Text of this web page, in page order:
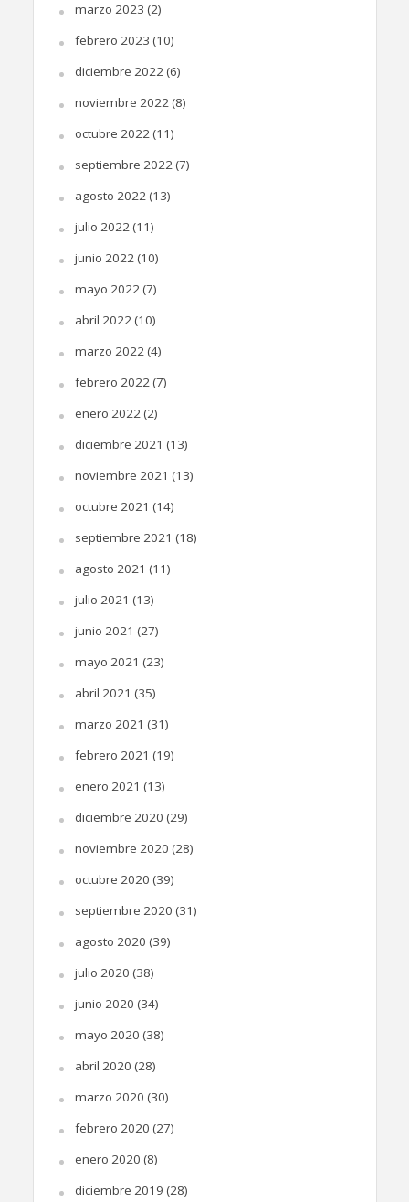
marzo 2023 (2)
febrero 2023 (10)
diciembre 2022(6)
noviembre 2022(8)
octubre 2022(11)
septiembre 2022(7)
agosto 2022(13)
julio 2022(11)
junio 2022(10)
mayo 2022(7)
abril 2022(10)
marzo 2022(4)
febrero 2022(7)
enero 2022(2)
diciembre 2021 (13)
noviembre 2021 (13)
octubre 2021 (14)
septiembre 2021 (18)
agosto 2021 (11)
julio 2021 (13)
junio 2021 (27)
mayo 2021 (23)
abril 2021 (35)
marzo 2021 (31)
febrero 2021 (19)
enero 2021 (13)
diciembre 2020 (29)
noviembre 2020 (28)
octubre 2020 (39)
septiembre 2020 (31)
agosto 2020 (39)
julio 2020 (38)
junio 2020 (34)
mayo 2020 (38)
abril 2020 (28)
marzo 2020 (30)
febrero 2020 (27)
enero 2020 (8)
diciembre 2019 (28)